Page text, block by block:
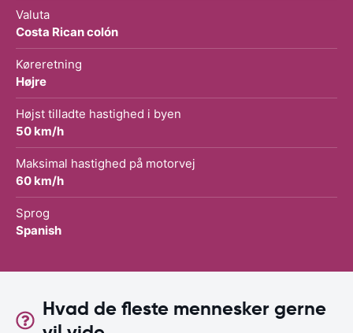
Valuta
Costa Rican colón
Køreretning
Højre
Højst tilladte hastighed i byen
50 km/h
Maksimal hastighed på motorvej
60 km/h
Sprog
Spanish
Hvad de fleste mennesker gerne